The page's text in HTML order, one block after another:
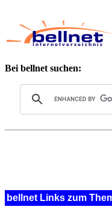
Bei bellnet suchen:
bellnet Links zum